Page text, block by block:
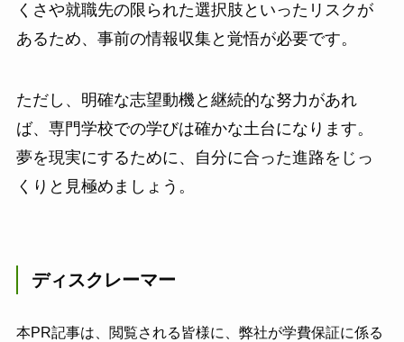
くさや就職先の限られた選択肢といったリスクが
あるため、事前の情報収集と覚悟が必要です。
ただし、明確な志望動機と継続的な努力があれ
ば、専門学校での学びは確かな土台になります。
夢を現実にするために、自分に合った進路をじっ
くりと見極めましょう。
ディスクレーマー
本PR記事は、閲覧される皆様に、弊社が学費保証に係る